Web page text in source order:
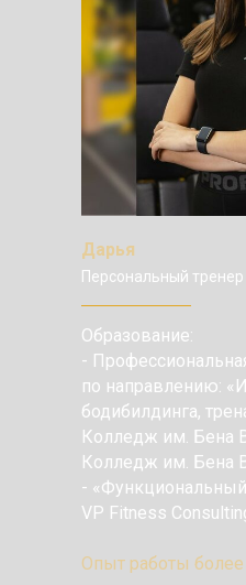
Дарья
Персональный тренер
Образование:
-
по направлению:
бодибилдинга,
Колледж им. Бена
Колледж им. Бена
- «Функциональный
VP Fitness
Опыт работы более